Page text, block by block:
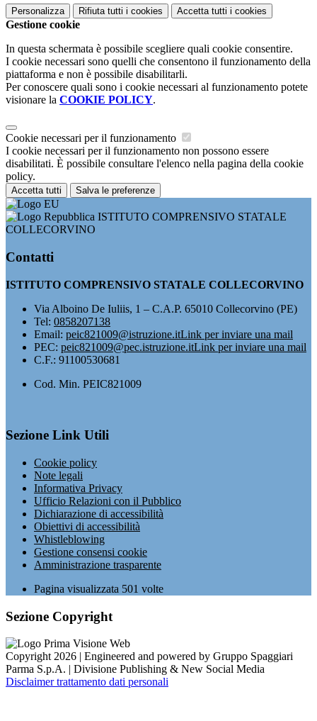
Personalizza Rifiuta tutti i cookies Accetta tutti i cookies
Gestione cookie
In questa schermata è possibile scegliere quali cookie consentire.
I cookie necessari sono quelli che consentono il funzionamento della
piattaforma e non è possibile disabilitarli.
Per conoscere quali sono i cookie necessari al funzionamento potete
visionare la COOKIE POLICY.
Cookie necessari per il funzionamento
I cookie necessari per il funzionamento non possono essere
disabilitati. È possibile consultare l'elenco nella pagina della cookie
policy.
Accetta tutti Salva le preferenze
ISTITUTO COMPRENSIVO STATALE
COLLECORVINO
Contatti
ISTITUTO COMPRENSIVO STATALE COLLECORVINO
Via Alboino De Iuliis, 1 – C.A.P. 65010 Collecorvino (PE)
Tel: 0858207138
Email: peic821009@istruzione.itLink per inviare una mail
PEC: peic821009@pec.istruzione.itLink per inviare una mail
C.F.: 91100530681
Cod. Min. PEIC821009
Sezione Link Utili
Cookie policy
Note legali
Informativa Privacy
Ufficio Relazioni con il Pubblico
Dichiarazione di accessibilità
Obiettivi di accessibilità
Whistleblowing
Gestione consensi cookie
Amministrazione trasparente
Pagina visualizzata 501 volte
Sezione Copyright
Copyright 2026 | Engineered and powered by Gruppo Spaggiari
Parma S.p.A. | Divisione Publishing & New Social Media
Disclaimer trattamento dati personali